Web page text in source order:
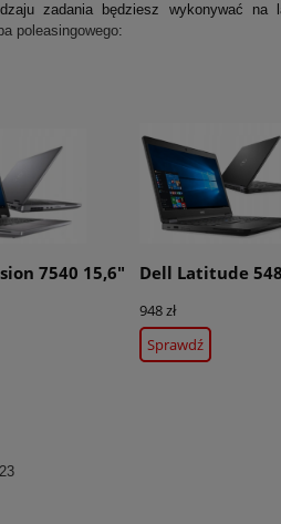
zadania będziesz wykonywać
poleasingowego:
7540 15,6" Dell Latitude
948 zł
Sprawdź